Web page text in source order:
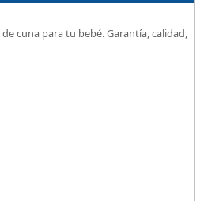
cuna para tu bebé. Garantía, calidad,